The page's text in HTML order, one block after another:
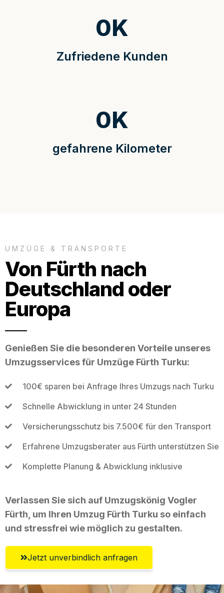
Zufriedene Kunden
0K
gefahrene Kilometer
0K
UMZÜGE & TRANSPORTE
Von Fürth nach
Deutschland oder
Europa
Genießen Sie die besonderen Vorteile unseres
Umzugsservices für Umzüge Fürth Turku:
100€ sparen bei Anfrage Ihres Umzugs nach Turku
Schnelle Abwicklung in unter 24 Stunden
Versicherungsschutz bis 7.500€ für den Transport
Erfahrene Umzugsberater aus Fürth unterstützen Sie
Komplette Planung & Abwicklung inklusive
Verlassen Sie sich auf Umzugskönig Vogler
Fürth, um Ihren Umzug Fürth Turku so einfach
und stressfrei wie möglich zu gestalten.
Jetzt unverbindlich anfragen